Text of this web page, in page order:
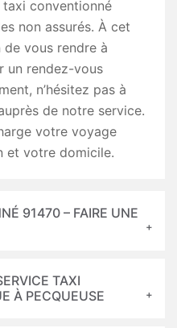
conventionné
non assurés. À cet
vous rendre à
un rendez-vous
n’hésitez pas à
de notre service.
votre voyage
et votre domicile.
91470 – FAIRE UNE
TAXI
À PECQUEUSE